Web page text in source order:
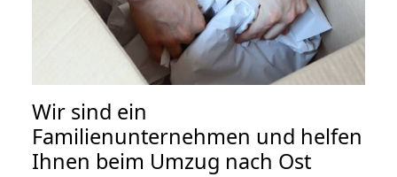
Wir sind ein
Familienunternehmen und helfen
Ihnen beim Umzug nach Ost